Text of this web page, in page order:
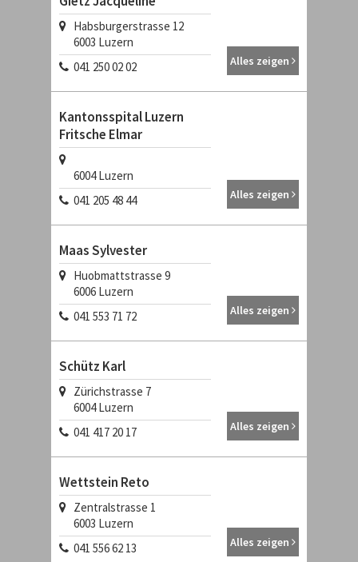
Habsburgerstrasse 12
6003 Luzern
041 250 02 02
Alles zeigen
Kantonsspital Luzern
Fritsche Elmar
6004 Luzern
041 205 48 44
Alles zeigen
Maas Sylvester
Huobmattstrasse 9
6006 Luzern
041 553 71 72
Alles zeigen
Schütz Karl
Zürichstrasse 7
6004 Luzern
041 417 20 17
Alles zeigen
Wettstein Reto
Zentralstrasse 1
6003 Luzern
041 556 62 13
Alles zeigen